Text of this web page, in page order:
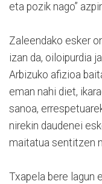
eta pozik nago”
Zaleendako esker
izan da, oiloipurdia
Arbizuko afizioa
eman nahi diet,
sanoa,
nirekin daudenei
maitatua sentitzen
Txapela bere lagun